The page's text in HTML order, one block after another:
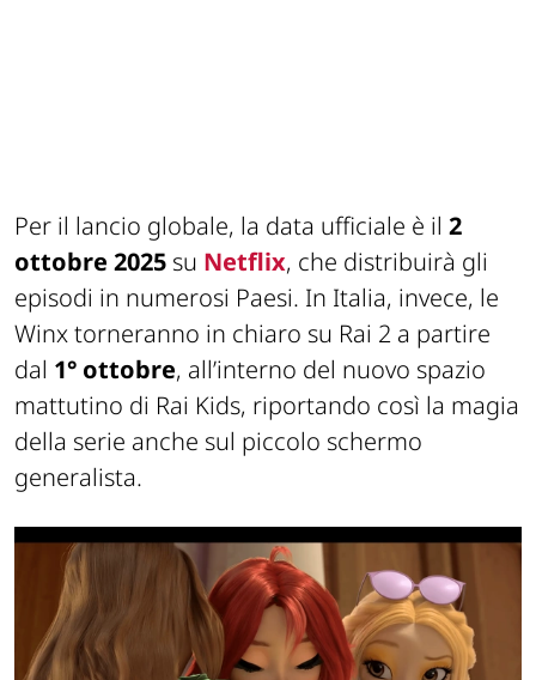
Per il lancio globale, la data ufficiale è il 2
ottobre 2025 su Netflix, che distribuirà gli
episodi in numerosi Paesi. In Italia, invece, le
Winx torneranno in chiaro su Rai 2 a partire
dal 1° ottobre, all’interno del nuovo spazio
mattutino di Rai Kids, riportando così la magia
della serie anche sul piccolo schermo
generalista.